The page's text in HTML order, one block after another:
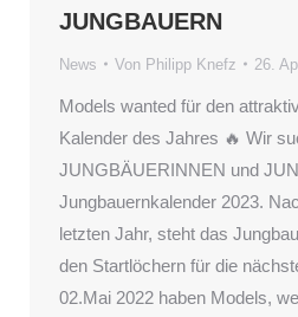
JUNGBAUERN
News Von Philipp Knefz 26.
Models wanted für den
Kalender des Jahres 🔥 Wir
JUNGBÄUERINNEN und
Jungbauernkalender 2023.
letzten Jahr, steht das
den Startlöchern für die
02.Mai 2022 haben Models,